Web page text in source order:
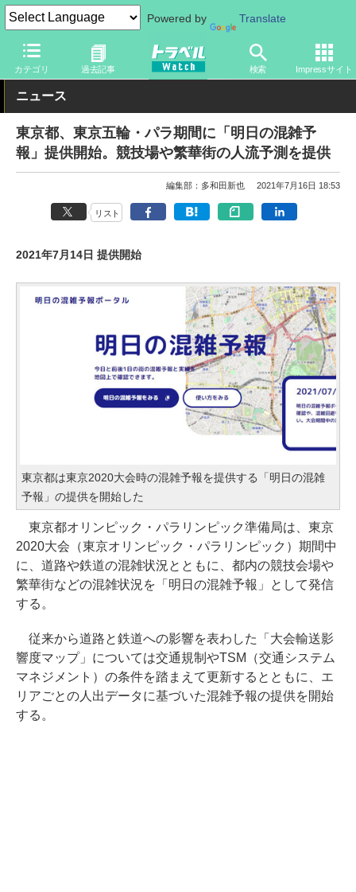
Powered by Translate
カテゴリ 過去記事 検索 Impressサイト
トラベル Watch 地域 国内旅行 東京
ニュース
東京都、東京五輪・パラ期間に「明日の混雑予
報」提供開始。競技場や繁華街の人流予測を提供
編集部：多和田新也 2021年7月16日 18:53
リスト
2021年7月14日 提供開始
東京都は東京2020大会時の混雑予報を提供する「明日の混雑
予報」の提供を開始した
東京都オリンピック・パラリンピック準備局は、東京
2020大会（東京オリンピック・パラリンピック）期間中
に、道路や鉄道の混雑状況とともに、都内の競技会場や
繁華街などの混雑状況を「明日の混雑予報」として発信
する。
従来から道路と鉄道への影響を表わした「大会輸送影
響度マップ」については交通規制やTSM（交通システム
マネジメント）の条件を踏まえて更新するとともに、エ
リアごとの人出データに基づいた混雑予報の提供を開始
する。